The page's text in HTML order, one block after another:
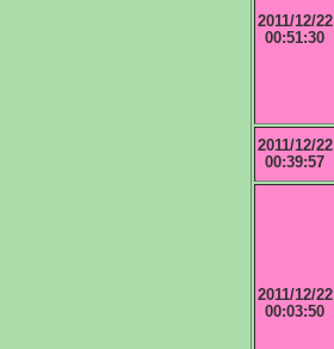
2011/12/22
00:51:30
2011/12/22
00:39:57
2011/12/22
00:03:50